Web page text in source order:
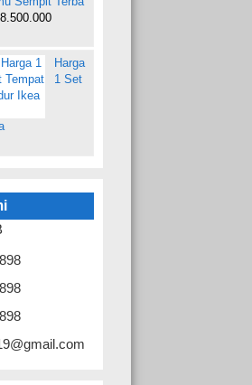
Harga
1 Set